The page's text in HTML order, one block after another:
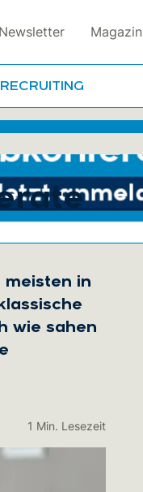
Newsletter Magazin
RECRUITING
in
wie sahen
1 Min. Lesezeit